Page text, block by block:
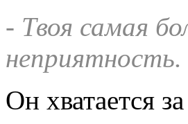
- Твоя самая
неприятность.
Он хватается